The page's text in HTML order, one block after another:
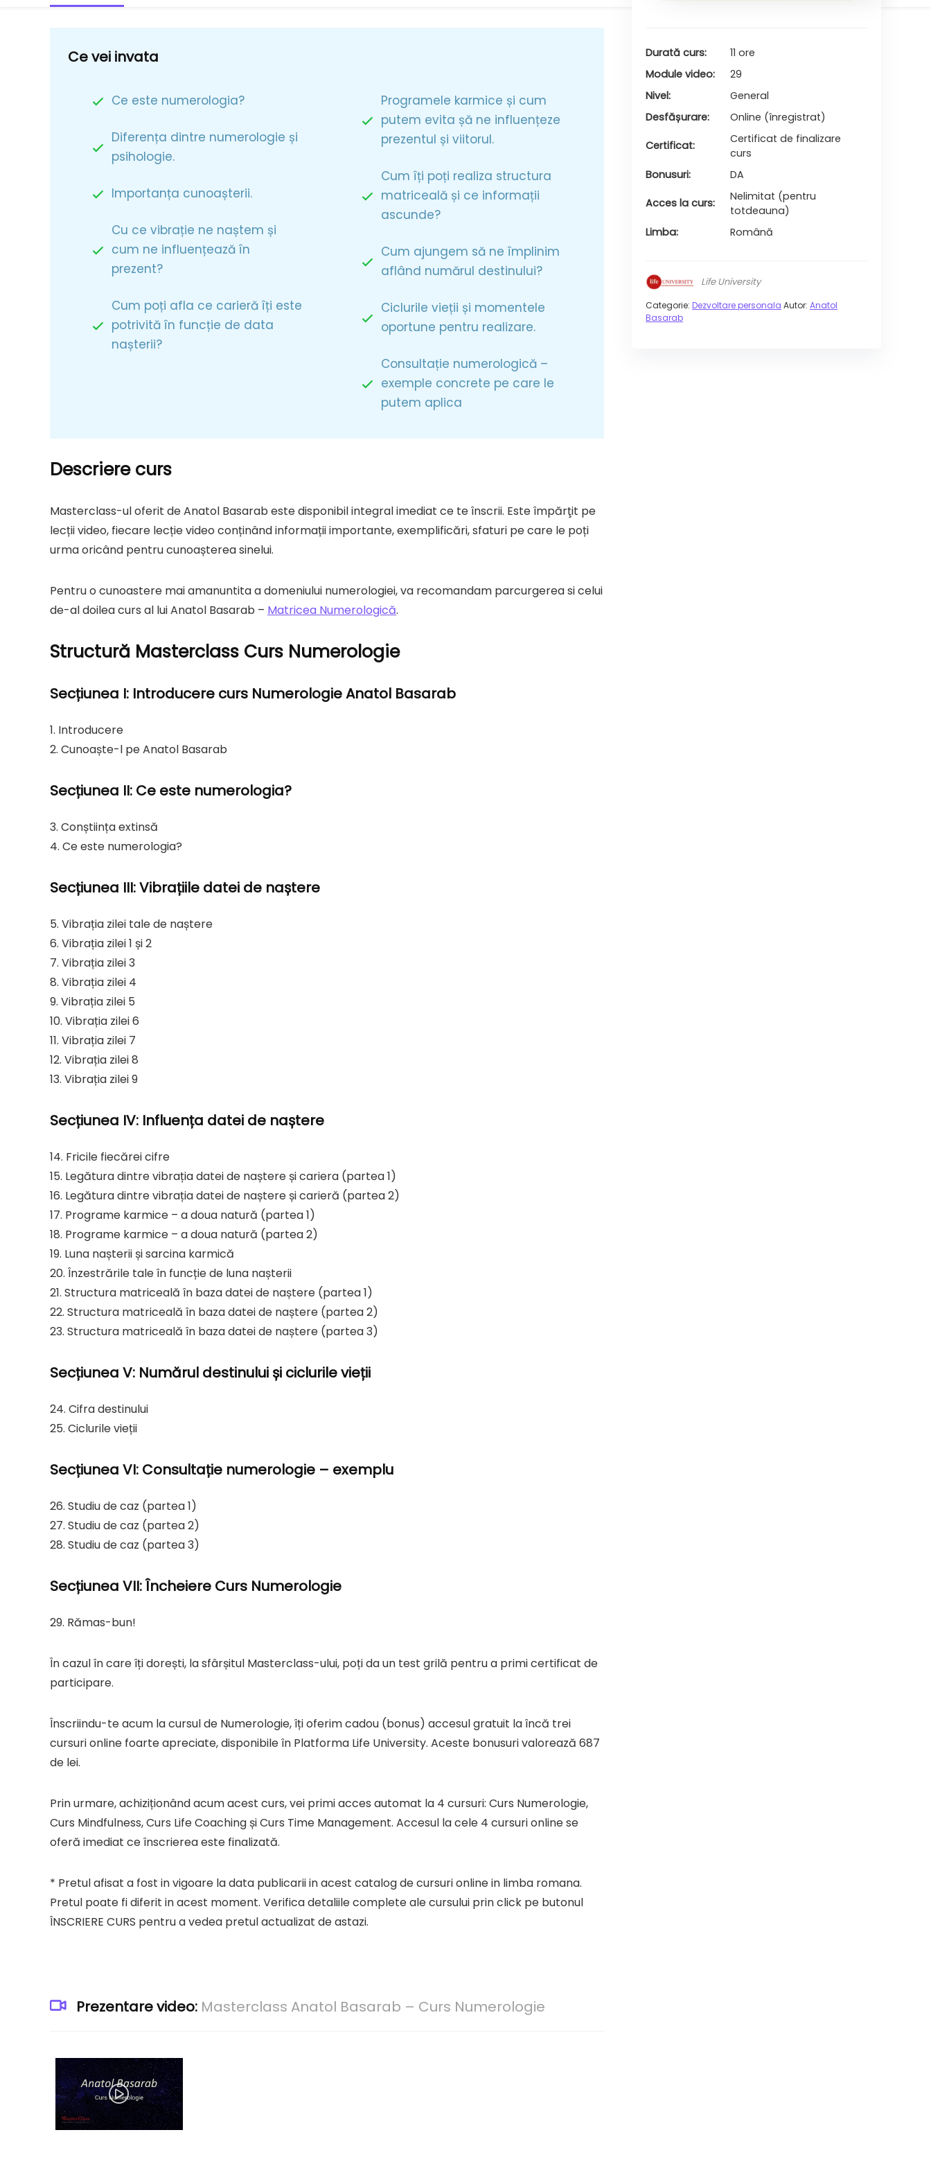
600,00lei.
Durată curs
11 ore
Module video
29
Nivel
General
Desfășurare
Online (înregistrat)
Certificat
Certificat de finalizare
curs
Bonusuri
DA
Acces la curs
Nelimitat (pentru
totdeauna)
Limba
Română
Life University
Categorie: Dezvoltare personala Autor: Anatol
Basarab
Ce vei invata
Ce este numerologia?
Diferența dintre numerologie și
psihologie.
Importanța cunoașterii.
Cu ce vibrație ne naștem și
cum ne influențează în
prezent?
Cum poți afla ce carieră îți este
potrivită în funcție de data
nașterii?
Programele karmice și cum
putem evita șă ne influențeze
prezentul și viitorul.
Cum îți poți realiza structura
matriceală și ce informații
ascunde?
Cum ajungem să ne împlinim
aflând numărul destinului?
Ciclurile vieții și momentele
oportune pentru realizare.
Consultație numerologică –
exemple concrete pe care le
putem aplica
Descriere curs
Masterclass-ul oferit de Anatol Basarab este disponibil integral imediat ce te înscrii. Este împărţit pe
lecții video, fiecare lecție video conținând informații importante, exemplificări, sfaturi pe care le poți
urma oricând pentru cunoașterea sinelui.
Pentru o cunoastere mai amanuntita a domeniului numerologiei, va recomandam parcurgerea si celui
de-al doilea curs al lui Anatol Basarab – Matricea Numerologică.
Structură Masterclass Curs Numerologie
Secțiunea I: Introducere curs Numerologie Anatol Basarab
1. Introducere
2. Cunoaște-l pe Anatol Basarab
Secțiunea II: Ce este numerologia?
3. Conștiința extinsă
4. Ce este numerologia?
Secțiunea III: Vibrațiile datei de naștere
5. Vibrația zilei tale de naștere
6. Vibrația zilei 1 și 2
7. Vibrația zilei 3
8. Vibrația zilei 4
9. Vibrația zilei 5
10. Vibrația zilei 6
11. Vibrația zilei 7
12. Vibrația zilei 8
13. Vibrația zilei 9
Secțiunea IV: Influența datei de naștere
14. Fricile fiecărei cifre
15. Legătura dintre vibrația datei de naștere și cariera (partea 1)
16. Legătura dintre vibrația datei de naștere și carieră (partea 2)
17. Programe karmice – a doua natură (partea 1)
18. Programe karmice – a doua natură (partea 2)
19. Luna nașterii și sarcina karmică
20. Înzestrările tale în funcție de luna nașterii
21. Structura matriceală în baza datei de naștere (partea 1)
22. Structura matriceală în baza datei de naștere (partea 2)
23. Structura matriceală în baza datei de naștere (partea 3)
Secțiunea V: Numărul destinului și ciclurile vieții
24. Cifra destinului
25. Ciclurile vieții
Secțiunea VI: Consultație numerologie – exemplu
26. Studiu de caz (partea 1)
27. Studiu de caz (partea 2)
28. Studiu de caz (partea 3)
Secțiunea VII: Încheiere Curs Numerologie
29. Rămas-bun!
În cazul în care îți dorești, la sfârșitul Masterclass-ului, poți da un test grilă pentru a primi certificat de
participare.
Înscriindu-te acum la cursul de Numerologie, îți oferim cadou (bonus) accesul gratuit la încă trei
cursuri online foarte apreciate, disponibile în Platforma Life University. Aceste bonusuri valorează 687
de lei.
Prin urmare, achiziționând acum acest curs, vei primi acces automat la 4 cursuri: Curs Numerologie,
Curs Mindfulness, Curs Life Coaching și Curs Time Management. Accesul la cele 4 cursuri online se
oferă imediat ce înscrierea este finalizată.
* Pretul afisat a fost in vigoare la data publicarii in acest catalog de cursuri online in limba romana.
Pretul poate fi diferit in acest moment. Verifica detaliile complete ale cursului prin click pe butonul
ÎNSCRIERE CURS pentru a vedea pretul actualizat de astazi.
Prezentare video: Masterclass Anatol Basarab – Curs Numerologie